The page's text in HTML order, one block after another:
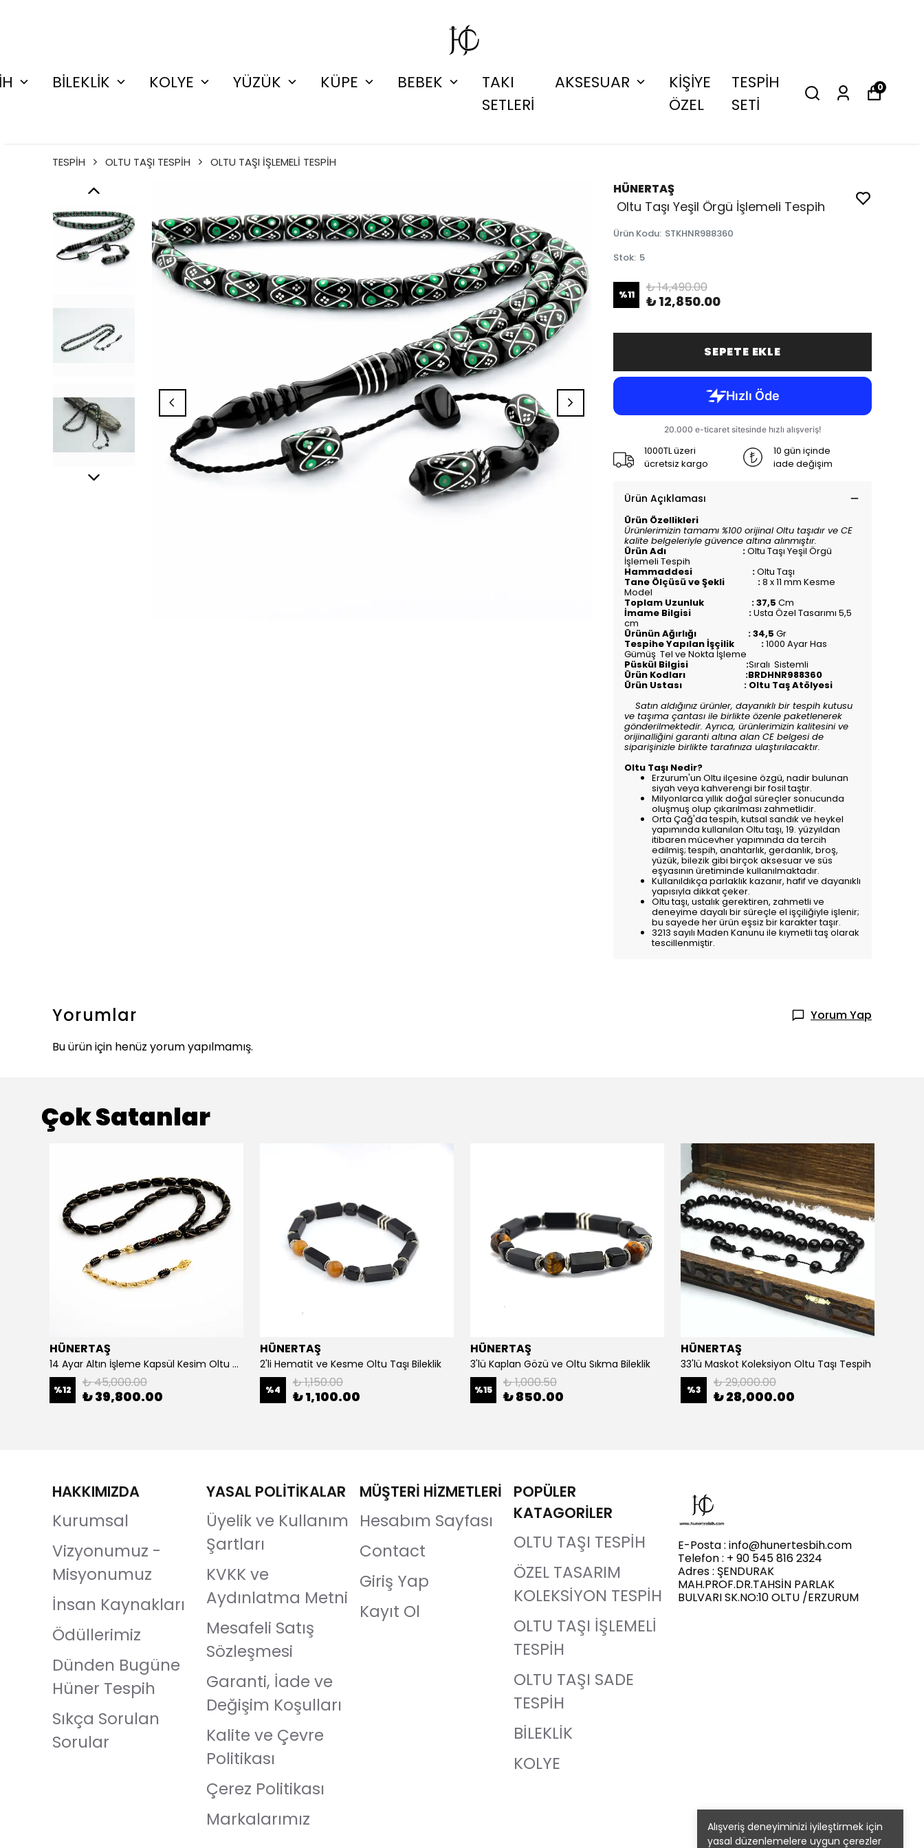
BİLEKLİK KOLYE YÜZÜK KÜPE BEBEK
TAKI
SETLERİ
AKSESUAR
KİŞİYE
ÖZEL
TESPİH
SETİ
0
Alışveriş deneyiminizi iyileştirmek için
yasal düzenlemelere uygun çerezler
TESPİH OLTU TAŞI TESPİH OLTU TAŞI İŞLEMELİ TESPİH
HÜNERTAŞ
Oltu Taşı Yeşil Örgü İşlemeli Tespih
Ürün Kodu: STKHNR988360
Stok: 5
%11 ₺ 14,490.00
₺ 12,850.00
SEPETE EKLE
1000TL üzeri
ücretsiz kargo
10 gün içinde
iade değişim
Ürün Açıklaması
Ürün Özellikleri
Ürünlerimizin tamamı %100 orijinal Oltu taşıdır ve CE
kalite belgeleriyle güvence altına alınmıştır.
Ürün Adı :Oltu Taşı Yeşil Örgü
İşlemeli Tespih
Hammaddesi :Oltu Taşı
Tane Ölçüsü ve Şekli :8 x 11 mm Kesme
Model
Toplam Uzunluk : 37,5 Cm
İmame Bilgisi :Usta Özel Tasarımı 5,5
cm
Ürünün Ağırlığı : 34,5 Gr
Tespihe Yapılan İşçilik :1000 Ayar Has
Gümüş Tel ve Nokta İşleme
Püskül Bilgisi :Sıralı Sistemli
Ürün Kodları :BRDHNR988360
Ürün Ustası : Oltu Taş Atölyesi
Satın aldığınız ürünler, dayanıklı bir tespih kutusu
ve taşıma çantası ile birlikte özenle paketlenerek
gönderilmektedir. Ayrıca, ürünlerimizin kalitesini ve
orijinalliğini garanti altına alan CE belgesi de
siparişinizle birlikte tarafınıza ulaştırılacaktır.
Oltu Taşı Nedir?
Erzurum'un Oltu ilçesine özgü, nadir bulunan
siyah veya kahverengi bir fosil taştır.
Milyonlarca yıllık doğal süreçler sonucunda
oluşmuş olup çıkarılması zahmetlidir.
Orta Çağ'da tespih, kutsal sandık ve heykel
yapımında kullanılan Oltu taşı, 19. yüzyıldan
itibaren mücevher yapımında da tercih
edilmiş; tespih, anahtarlık, gerdanlık, broş,
yüzük, bilezik gibi birçok aksesuar ve süs
eşyasının üretiminde kullanılmaktadır.
Kullanıldıkça parlaklık kazanır, hafif ve dayanıklı
yapısıyla dikkat çeker.
Oltu taşı, ustalık gerektiren, zahmetli ve
deneyime dayalı bir süreçle el işçiliğiyle işlenir;
bu sayede her ürün eşsiz bir karakter taşır.
3213 sayılı Maden Kanunu ile kıymetli taş olarak
tescillenmiştir.
Yorumlar
Yorum Yap
Bu ürün için henüz yorum yapılmamış.
Çok Satanlar
HÜNERTAŞ
14 Ayar Altın İşleme Kapsül Kesim Oltu Taşı Tespih
%12 ₺ 45,000.00
₺ 39,800.00
HÜNERTAŞ
2'li Hematit ve Kesme Oltu Taşı Bileklik
%4 ₺ 1,150.00
₺ 1,100.00
HÜNERTAŞ
3'lü Kaplan Gözü ve Oltu Sıkma Bileklik
%15 ₺ 1,000.50
₺ 850.00
HÜNERTAŞ
33'lü Maskot Koleksiyon Oltu Taşı Tespih
%3 ₺ 29,000.00
₺ 28,000.00
HAKKIMIZDA
Kurumsal
Vizyonumuz -
Misyonumuz
İnsan Kaynakları
Ödüllerimiz
Dünden Bugüne
Hüner Tespih
Sıkça Sorulan
Sorular
YASAL POLİTİKALAR
Üyelik ve Kullanım
Şartları
KVKK ve
Aydınlatma Metni
Mesafeli Satış
Sözleşmesi
Garanti, İade ve
Değişim Koşulları
Kalite ve Çevre
Politikası
Çerez Politikası
Markalarımız
MÜŞTERİ HİZMETLERİ
Hesabım Sayfası
Contact
Giriş Yap
Kayıt Ol
POPÜLER
KATAGORİLER
OLTU TAŞI TESPİH
ÖZEL TASARIM
KOLEKSİYON TESPİH
OLTU TAŞI İŞLEMELİ
TESPİH
OLTU TAŞI SADE
TESPİH
BİLEKLİK
KOLYE
E-Posta : info@hunertesbih.com
Telefon : + 90 545 816 2324
Adres : ŞENDURAK
MAH.PROF.DR.TAHSİN PARLAK
BULVARI SK.NO:10 OLTU /ERZURUM